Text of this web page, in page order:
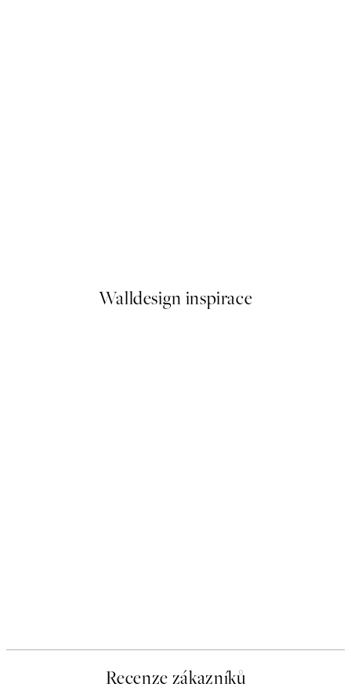
Walldesign inspirace
Recenze zákazníků